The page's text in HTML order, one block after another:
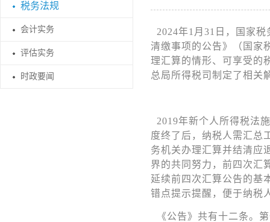
税务法规
会计实务
评估实务
时政要闻
2024年1月31日，国家
清缴事项的公告》
（国
理汇算的情形、可享受的
总局所得税司制定了相关
2019年新个人所得税法
度终了后，纳税人需汇总
务机关办理汇算并结清应
界的共同努力，前四次汇
延续前四次汇算公告的基
错点提示提醒，便于纳税
《公告》共有十二条。